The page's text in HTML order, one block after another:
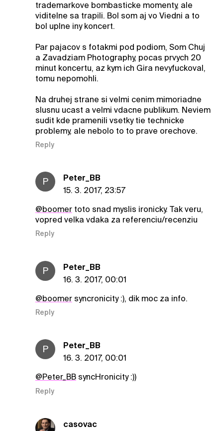
trademarkove bombasticke momenty, ale
viditelne sa trapili. Bol som aj vo Viedni a to
bol uplne iny koncert.
Par pajacov s fotakmi pod podiom, Som Chuj
a Zavadziam Photography, pocas prvych 20
minut koncertu, az kym ich Gira nevyfuckoval,
tomu nepomohli.
Na druhej strane si velmi cenim mimoriadne
slusnu ucast a velmi vdacne publikum. Neviem
sudit kde pramenili vsetky tie technicke
problemy, ale nebolo to to prave orechove.
Reply
P
Peter_BB
15. 3. 2017, 23:57
@boomertoto snad myslis ironicky. Tak veru,
vopred velka vdaka za referenciu/recenziu
Reply
P
Peter_BB
16. 3. 2017, 00:01
@boomersyncronicity :), dik moc za info.
Reply
P
Peter_BB
16. 3. 2017, 00:01
@Peter_BBsyncHronicity :))
Reply
casovac